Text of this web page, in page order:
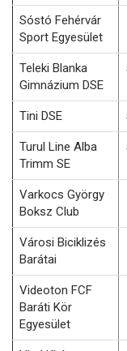
Sóstó Fehérvár
Sport Egyesület
Teleki Blanka
Gimnázium DSE
Tini DSE
Turul Line Alba
Trimm SE
Varkocs György
Boksz Club
Városi Biciklizés
Barátai
Videoton FCF
Baráti Kör
Egyesület